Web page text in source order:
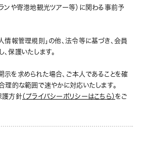
ンや寄港地観光ツアー等）に関わる事前予
情報管理規則」の他、法令等に基づき、会員
保護いたします。
を求められた場合、ご本人であることを確
理的な範囲で速やかに対応いたします。
護方針（プライバシーポリシーはこちら）をご